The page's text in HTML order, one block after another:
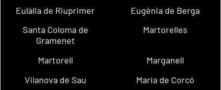
Eulàlia de Riuprimer
Eugènia de Berga
Santa Coloma de
Gramenet
Martorelles
Martorell
Marganell
Vilanova de Sau
Maria de Corcó